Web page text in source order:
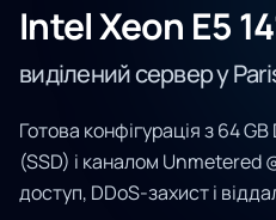
Intel Xeon E5
виділений сервер у
Готова конфігурація з 64
(SSD) і каналом Unmetered
доступ, DDoS-захист і